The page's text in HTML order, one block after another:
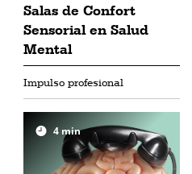
Salas de Confort
Sensorial en Salud
Mental
Impulso profesional
4 min